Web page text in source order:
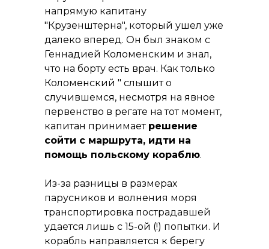
напрямую капитану
"Крузенштерна", который ушел уже
далеко вперед. Он был знаком с
Геннадией Коломенским и знал,
что на борту есть врач. Как только
Коломенский " слышит о
случившемся, несмотря на явное
первенство в регате на тот момент,
капитан принимает решение
сойти с маршрута, идти на
помощь польскому кораблю.
Из-за разницы в размерах
парусников и волнения моря
транспортировка пострадавшей
удается лишь с 15-ой (!) попытки. И
корабль направляется к берегу